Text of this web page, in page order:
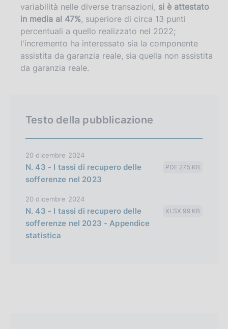
variabilità nelle diverse transazioni, si è attestato
in media al 47%, superiore di circa 13 punti
percentuali a quello realizzato nel 2022;
l'incremento ha interessato sia la componente
assistita da garanzia reale, sia quella non assistita
da garanzia reale.
Testo della pubblicazione
20 dicembre 2024
N. 43 - I tassi di recupero delle
sofferenze nel 2023
PDF 275 KB
20 dicembre 2024
N. 43 - I tassi di recupero delle
sofferenze nel 2023 - Appendice
statistica
XLSX 99 KB